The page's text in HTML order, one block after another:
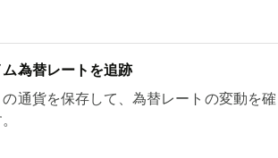
ム為替レートを追跡
通貨を保存して、為替レートの変動を確